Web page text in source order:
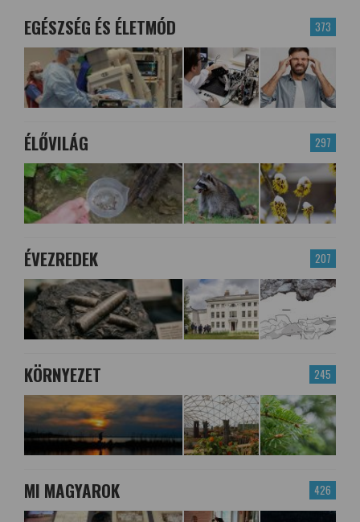
373
EGÉSZSÉG ÉS ÉLETMÓD
297
ÉLŐVILÁG
207
ÉVEZREDEK
245
KÖRNYEZET
426
MI MAGYAROK